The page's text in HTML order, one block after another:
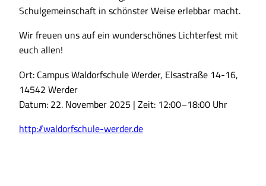
Schulgemeinschaft in schönster Weise erlebbar macht.
Wir freuen uns auf ein wunderschönes Lichterfest mit
euch allen!
Ort: Campus Waldorfschule Werder, Elsastraße 14-16,
14542 Werder
Datum: 22. November 2025 | Zeit: 12:00–18:00 Uhr
http://waldorfschule-werder.de